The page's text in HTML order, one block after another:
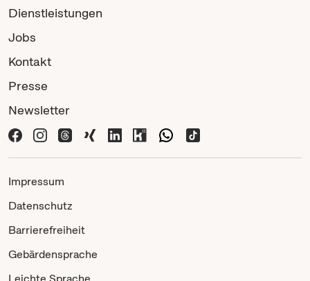
Dienstleistungen
Jobs
Kontakt
Presse
Newsletter
Impressum
Datenschutz
Barrierefreiheit
Gebärdensprache